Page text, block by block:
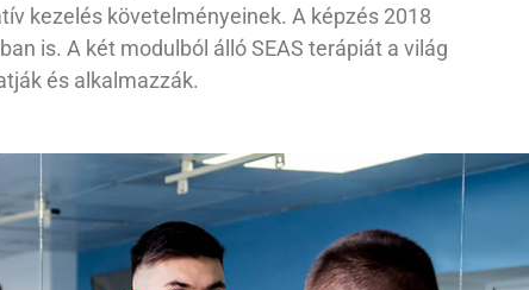
kezelés követelményeinek. A képzés 2018
is. A két modulból álló SEAS terápiát a világ
és alkalmazzák.